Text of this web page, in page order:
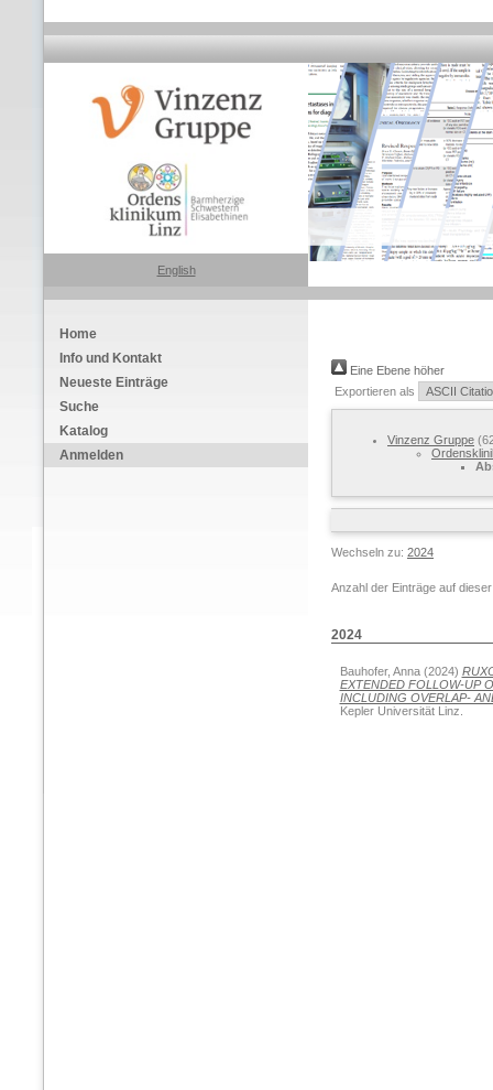
English
Home
Info und Kontakt
Neueste Einträge
Suche
Katalog
Anmelden
Eine Ebene höher
Exportieren als
Vinzenz Gruppe
Wechseln zu: 2024
Anzahl der Einträge auf
2024
Bauhofer, Anna(2024)
EXTENDED FOLLOW-UP
INCLUDING OVERLAP-
Kepler Universität Linz.